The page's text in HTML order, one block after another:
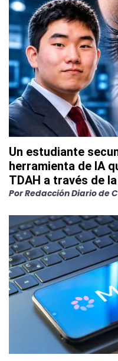
Un estudiante
herramienta de IA
TDAH a través de
PorRedacción Diario de